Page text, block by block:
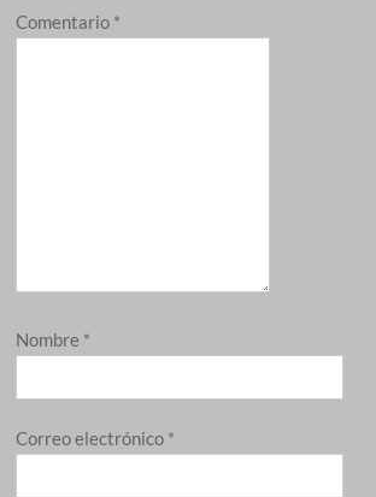
Comentario *
Nombre *
Correo electrónico *